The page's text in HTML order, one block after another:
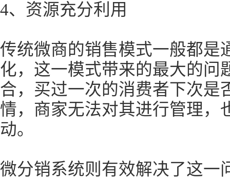
4、资源充分利用
传统微商的销售模式一般都是
化，这一模式带来的最大的问
合，买过一次的消费者下次是
情，商家无法对其进行管理，
动。
微分销系统则有效解决了这一